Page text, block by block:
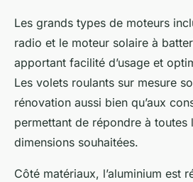
Les grands types de moteurs
radio et le moteur solaire à
apportant facilité d’usage et
Les volets roulants sur mesure
rénovation aussi bien qu’aux
permettant de répondre à
dimensions souhaitées.
Côté matériaux, l’aluminium est